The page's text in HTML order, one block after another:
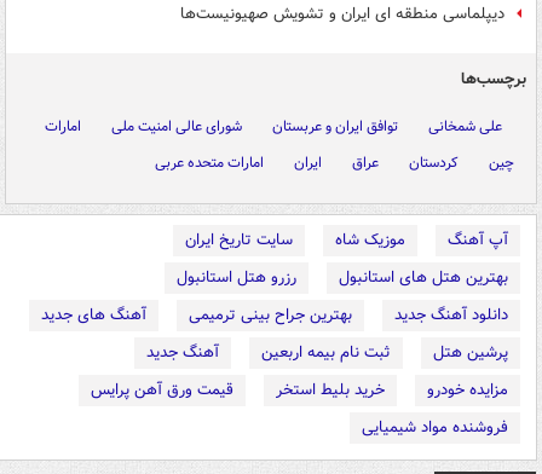
دیپلماسی منطقه ای ایران و تشویش صهیونیست‌ها
برچسب‌ها
علی شمخانی توافق ایران و عربستان شورای عالی امنیت ملی
امارات
چین
کردستان عراق ایران امارات متحده عربی
آپ آهنگ موزیک شاه
سایت تاریخ ایران
بهترین هتل های استانبول
رزرو هتل استانبول
دانلود آهنگ جدید
بهترین جراح بینی ترمیمی
آهنگ های جدید
پرشین هتل
ثبت نام بیمه اربعین
آهنگ جدید
مزایده خودرو
خرید بلیط استخر
قیمت ورق آهن پرایس
فروشنده مواد شیمیایی